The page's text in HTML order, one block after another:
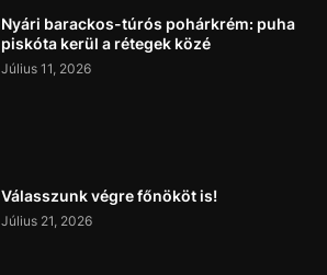
Nyári barackos-túrós pohárkrém: puha
piskóta kerül a rétegek közé
Július 11, 2026
Válasszunk végre főnököt is!
Július 21, 2026